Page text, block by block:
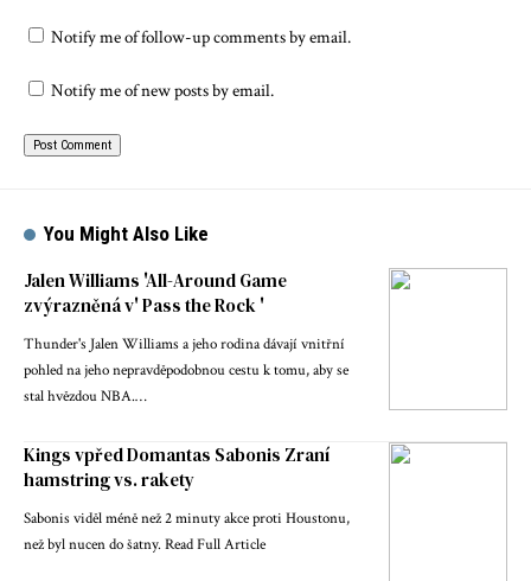
Notify me of follow-up comments by email.
Notify me of new posts by email.
You Might Also Like
Jalen Williams 'All-Around Game
zvýrazněná v' Pass the Rock '
Thunder's Jalen Williams a jeho rodina dávají vnitřní
pohled na jeho nepravděpodobnou cestu k tomu, aby se
stal hvězdou NBA.…
Kings vpřed Domantas Sabonis Zraní
hamstring vs. rakety
Sabonis viděl méně než 2 minuty akce proti Houstonu,
než byl nucen do šatny. Read Full Article